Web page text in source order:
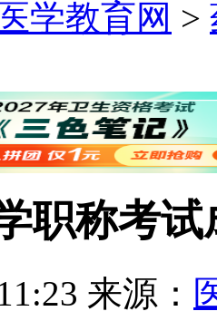
医学教育网 >
职称考
来源：